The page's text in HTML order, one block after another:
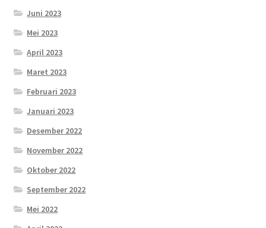
Juni 2023
Mei 2023
April 2023
Maret 2023
Februari 2023
Januari 2023
Desember 2022
November 2022
Oktober 2022
September 2022
Mei 2022